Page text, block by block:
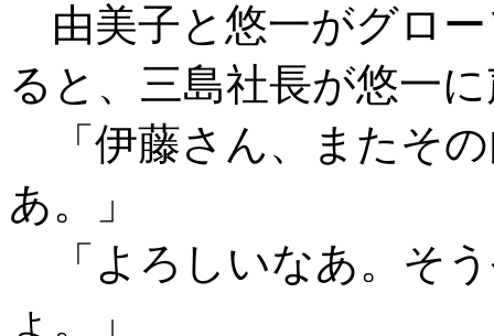
由美子と悠一がグロ
ると、三島社長が悠一
「伊藤さん、またそ
あ。」
「よろしいなあ。そ
ょ。」